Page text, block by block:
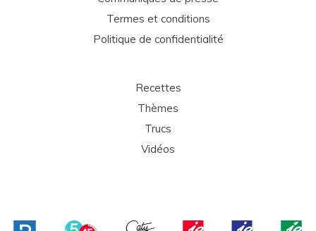
Termes et conditions
Politique de confidentialité
Recettes
Thèmes
Trucs
Vidéos